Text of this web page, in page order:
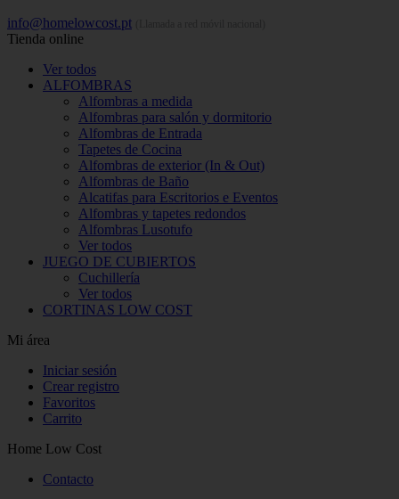
info@homelowcost.pt
Tienda online
Ver todos
ALFOMBRAS
Alfombras a medida
Alfombras para salón y dormitorio
Alfombras de Entrada
Tapetes de Cocina
Alfombras de exterior (In & Out)
Alfombras de Baño
Alcatifas para Escritorios e Eventos
Alfombras y tapetes redondos
Alfombras Lusotufo
Ver todos
JUEGO DE CUBIERTOS
Cuchillería
Ver todos
CORTINAS LOW COST
Mi área
Iniciar sesión
Crear registro
Favoritos
Carrito
Home Low Cost
Contacto